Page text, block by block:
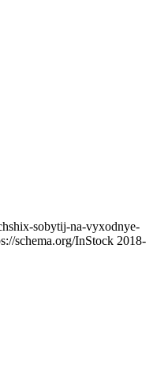
sobytij-na-vyxodnye-
schema.org/InStock 2018-